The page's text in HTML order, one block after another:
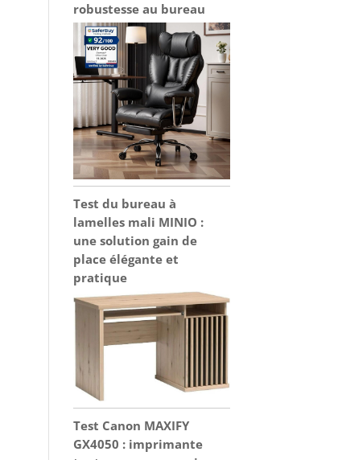
robustesse au bureau
Test du bureau à
lamelles mali MINIO :
une solution gain de
place élégante et
pratique
Test Canon MAXIFY
GX4050 : imprimante